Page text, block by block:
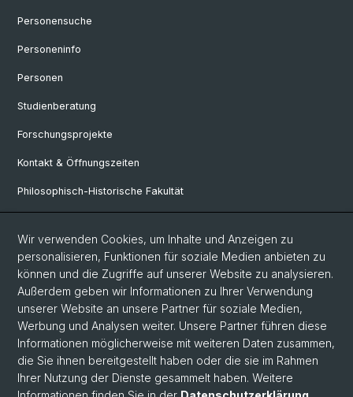
Personensuche
Personeninfo
Personen
Studienberatung
Forschungsprojekte
Kontakt & Öffnungszeiten
Philosophisch-Historische Fakultät
Social Media
Instagram
© Universität Basel
Philosophisch-Historische Fakultät
Wir verwenden Cookies, um Inhalte und Anzeigen zu
personalisieren, Funktionen für soziale Medien anbieten zu
können und die Zugriffe auf unserer Website zu analysieren.
Außerdem geben wir Informationen zu Ihrer Verwendung
unserer Website an unsere Partner für soziale Medien,
Werbung und Analysen weiter. Unsere Partner führen diese
Informationen möglicherweise mit weiteren Daten zusammen,
die Sie ihnen bereitgestellt haben oder die sie im Rahmen
Ihrer Nutzung der Dienste gesammelt haben. Weitere